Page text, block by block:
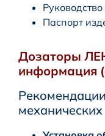
Паспорт
Дозаторы
информация